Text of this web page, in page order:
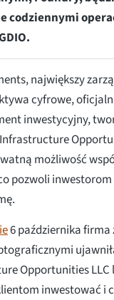
codziennymi
największy
cyfrowe,
inwestycyjny,
możliwość
pozwoli
6 października firma
Opportunities LLC
inwestować i